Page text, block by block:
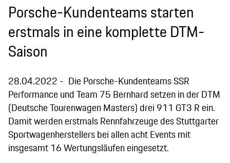
Porsche-Kundenteams starten
erstmals in eine komplette DTM-
Saison
28.04.2022
Die Porsche-Kundenteams SSR
Performance und Team 75 Bernhard setzen in der DTM
(Deutsche Tourenwagen Masters) drei 911 GT3 R ein.
Damit werden erstmals Rennfahrzeuge des Stuttgarter
Sportwagenherstellers bei allen acht Events mit
insgesamt 16 Wertungsläufen eingesetzt.